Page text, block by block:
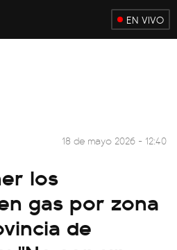
EN VIVO
18 de mayo 2026 - 12:40
los
gas por zona
de